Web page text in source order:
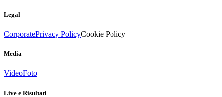
Legal
CorporatePrivacy PolicyCookie Policy
Media
VideoFoto
Live e Risultati